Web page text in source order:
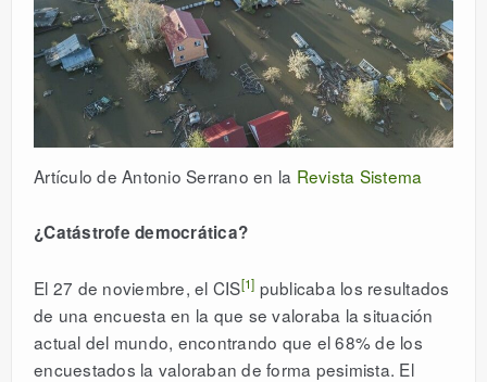
Artículo de Antonio Serrano en la Revista Sistema
¿Catástrofe democrática?
El 27 de noviembre, el CIS[1] publicaba los resultados
de una encuesta en la que se valoraba la situación
actual del mundo, encontrando que el 68% de los
encuestados la valoraban de forma pesimista. El